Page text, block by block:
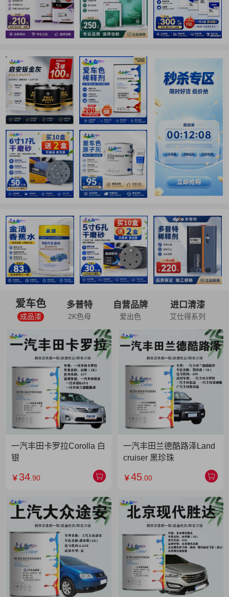
爱车色
成品漆
多普特
2K色母
自营品牌
爱出色
进口清漆
艾仕得系列
一汽丰田卡罗拉Corolla 白
银
￥ 34 .90
一汽丰田兰德酷路泽Land
cruiser 黑珍珠
￥45 .00